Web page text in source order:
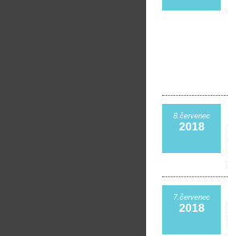
8.červenec
2018
7.červenec
2018